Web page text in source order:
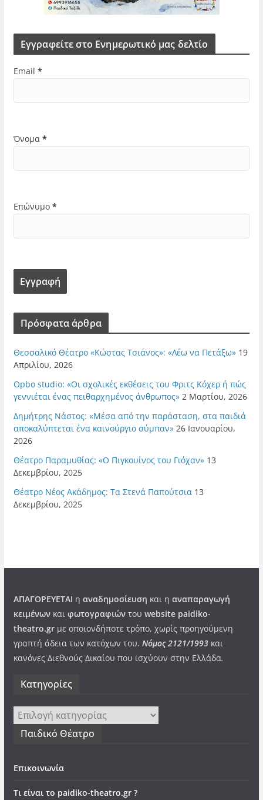
Εγγραφείτε στο Ενημερωτικό μας δελτίο
Email *
Όνομα *
Επώνυμο *
Πρόσφατα άρθρα
Θεσσαλικό Θέατρο «Κώστας Τσιάνος»: «Λέω να Πετάξω» 19
Απριλίου, 2026
Opbo studio: «Οι σχολικές εκθέσεις του Φριτς Κόχερ ή πώς
γεννιέται ένας πειθαρχημένος άνθρωπος» 2 Μαρτίου, 2026
Δημήτρης Νάστος: «Μέσα από την παράσταση, στα παιδιά
αποκαλύπτεται ένα καινούργιο σύμπαν» 26 Ιανουαρίου,
2026
Θέατρο Παραμυθίας: «Ο Πιγκουίνος του Γιόχαν» 13
Δεκεμβρίου, 2025
Θέατρο Νέος Ακάδημος: Τα Στενά Παπούτσια 13
Δεκεμβρίου, 2025
ΑΠΑΓΟΡΕΥΕΤΑΙ η αναδημοσίευση και η αναπαραγωγή
κειμένωνκαι φωτογραφιώντου website paidiko-
theatro.grμε οποιονδήποτε τρόπο, χωρίς προηγούμενη
γραπτή άδεια των κατόχων του. Νόμος 2121/1993και
κανόνες Διεθνούς Δικαίου που ισχύουν στην Ελλάδα.
Kατηγορίες
Kατηγορίες
Παιδικό Θέατρο
Επικοινωνία
Τι είναι το paidiko-theatro.gr ?